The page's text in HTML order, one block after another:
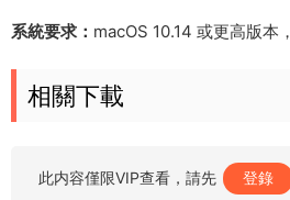
系統要求： macOS 10.14 或更高版本
相關下載
此内容僅限VIP查看，請先 登錄